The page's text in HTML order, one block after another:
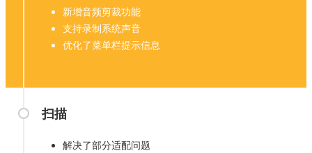
新增音频剪裁功能
支持录制系统声音
优化了菜单栏提示信息
扫描
解决了部分适配问题